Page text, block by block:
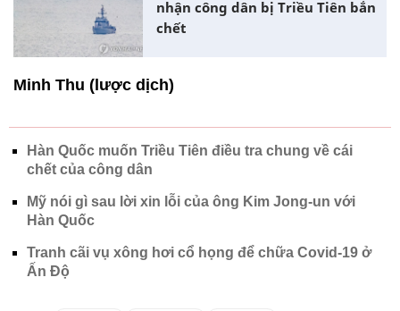
nhận công dân bị Triều Tiên bắn
chết
Minh Thu (lược dịch)
Hàn Quốc muốn Triều Tiên điều tra chung về cái
chết của công dân
Mỹ nói gì sau lời xin lỗi của ông Kim Jong-un với
Hàn Quốc
Tranh cãi vụ xông hơi cổ họng để chữa Covid-19 ở
Ấn Độ